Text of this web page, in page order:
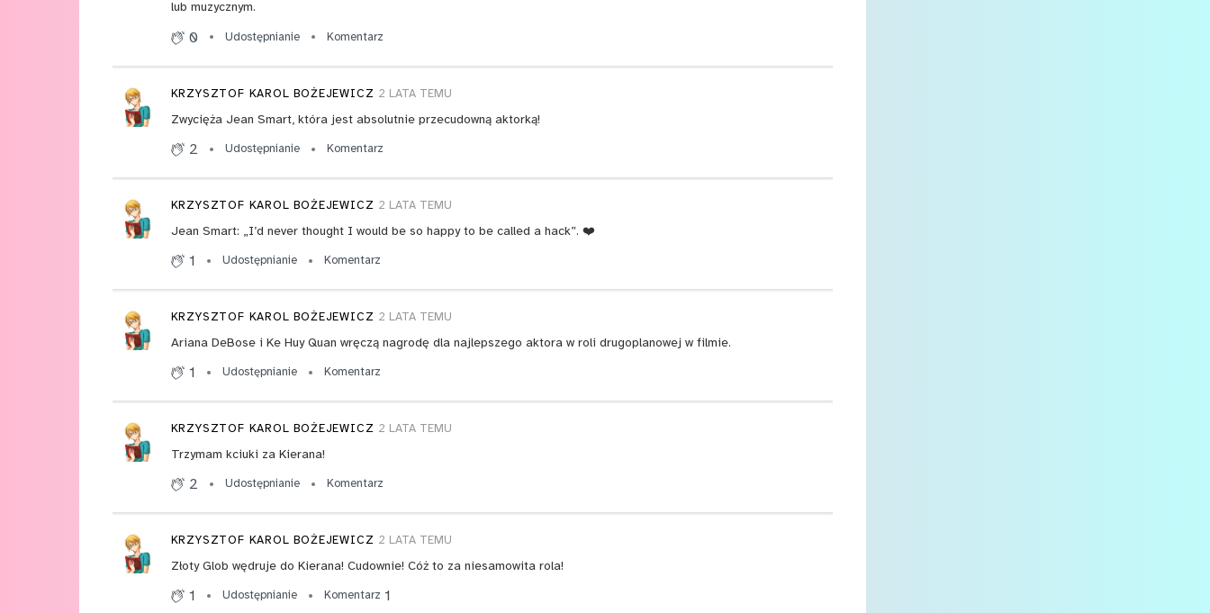
lub muzycznym.
0 Udostępnianie Komentarz
2 LATA TEMU
KRZYSZTOF KAROL BOŻEJEWICZ
Zwycięża Jean Smart, która jest absolutnie przecudowną aktorką!
2 Udostępnianie Komentarz
2 LATA TEMU
KRZYSZTOF KAROL BOŻEJEWICZ
Jean Smart: „I’d never thought I would be so happy to be called a hack”. ❤️
1 Udostępnianie Komentarz
2 LATA TEMU
KRZYSZTOF KAROL BOŻEJEWICZ
Ariana DeBose i Ke Huy Quan wręczą nagrodę dla najlepszego aktora w roli drugoplanowej w filmie.
1 Udostępnianie Komentarz
2 LATA TEMU
KRZYSZTOF KAROL BOŻEJEWICZ
Trzymam kciuki za Kierana!
2 Udostępnianie Komentarz
2 LATA TEMU
KRZYSZTOF KAROL BOŻEJEWICZ
Złoty Glob wędruje do Kierana! Cudownie! Cóż to za niesamowita rola!
1 Udostępnianie Komentarz 1